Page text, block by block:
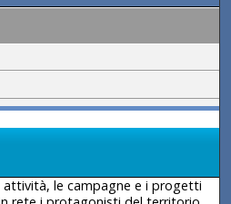
attività, le campagne e i progetti